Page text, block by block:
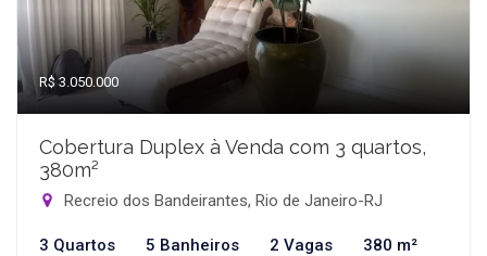
R$ 3.050.000
Cobertura Duplex à Venda com 3 quartos,
380m²
Recreio dos Bandeirantes, Rio de Janeiro-RJ
3 Quartos 5 Banheiros 2 Vagas 380 m²